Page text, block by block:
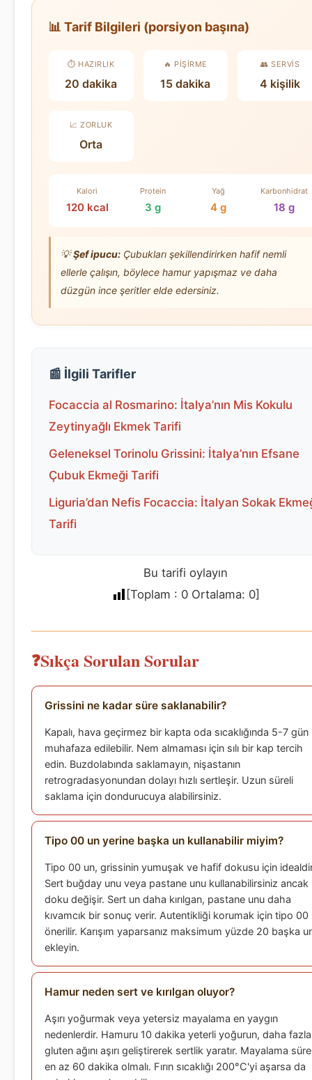
📊 Tarif Bilgileri (porsiyon başına)
⏱️ HAZIRLIK
20 dakika
🔥 PIŞIRME
15 dakika
👥 SERVIS
4 kişilik
📈 ZORLUK
Orta
Kalori
120 kcal
Protein
3 g
Yağ
4 g
Karbonhidrat
18 g
💡Şef ipucu: Çubukları şekillendirirken hafif nemli
ellerle çalışın, böylece hamur yapışmaz ve daha
düzgün ince şeritler elde edersiniz.
📰 İlgili Tarifler
Focaccia al Rosmarino: İtalya’nın Mis Kokulu
Zeytinyağlı Ekmek Tarifi
Geleneksel Torinolu Grissini: İtalya’nın Efsane
Çubuk Ekmeği Tarifi
Liguria’dan Nefis Focaccia: İtalyan Sokak
Tarifi
Bu tarifi oylayın
[Toplam : 0Ortalama: 0]
Sıkça Sorulan Sorular
Grissini ne kadar süre saklanabilir?
Kapalı, hava geçirmez bir kapta oda sıcaklığında 5-7 gün
muhafaza edilebilir. Nem almaması için sılı bir kap tercih
edin. Buzdolabında saklamayın, nişastanın
retrogradasyonundan dolayı hızlı sertleşir. Uzun süreli
saklama için dondurucuya alabilirsiniz.
Tipo 00 un yerine başka un kullanabilir miyim?
Tipo 00 un, grissinin yumuşak ve hafif dokusu için
Sert buğday unu veya pastane unu kullanabilirsiniz ancak
doku değişir. Sert un daha kırılgan, pastane unu daha
kıvamcık bir sonuç verir. Autentikliği korumak için tipo 00
önerilir. Karışım yaparsanız maksimum yüzde 20 başka
ekleyin.
Hamur neden sert ve kırılgan oluyor?
Aşırı yoğurmak veya yetersiz mayalama en yaygın
nedenlerdir. Hamuru 10 dakika yeterli yoğurun, daha
gluten ağını aşırı geliştirerek sertlik yaratır. Mayalama
en az 60 dakika olmalı. Fırın sıcaklığı 200°C'yi aşarsa da